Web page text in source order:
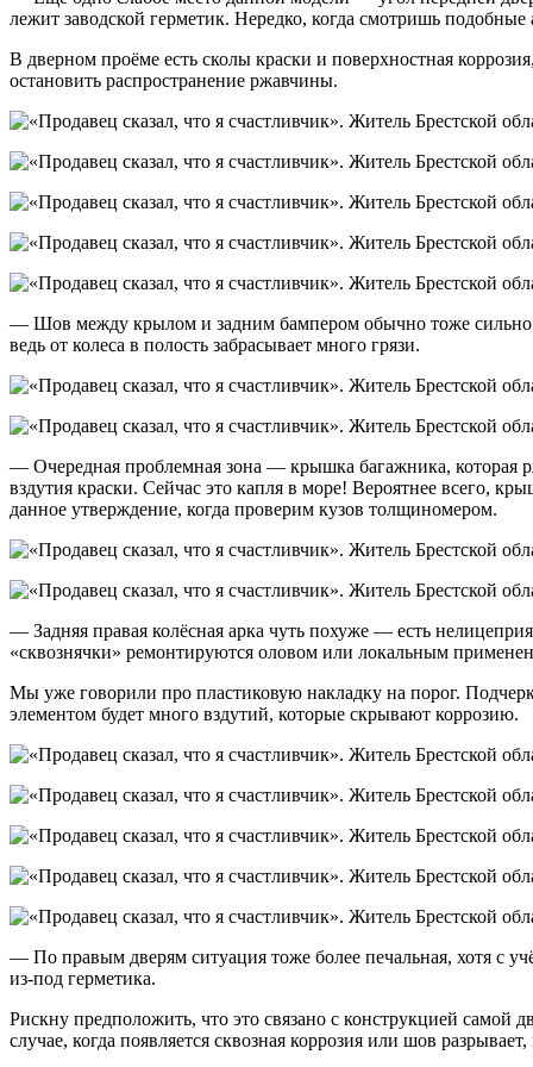
лежит заводской герметик. Нередко, когда смотришь
В дверном проёме есть сколы краски и поверхностная
остановить распространение ржавчины.
— Шов между крылом и задним бампером обычно тоже сильно
ведь от колеса в полость забрасывает много грязи.
— Очередная проблемная зона — крышка багажника, которая
вздутия краски. Сейчас это капля в море! Вероятнее всего,
данное утверждение, когда проверим кузов толщиномером.
— Задняя правая колёсная арка чуть похуже — есть
«сквознячки» ремонтируются оловом или локальным
Мы уже говорили про пластиковую накладку на порог.
элементом будет много вздутий, которые скрывают коррозию.
— По правым дверям ситуация тоже более печальная, хотя с
из-под герметика.
Рискну предположить, что это связано с конструкцией самой
случае, когда появляется сквозная коррозия или шов